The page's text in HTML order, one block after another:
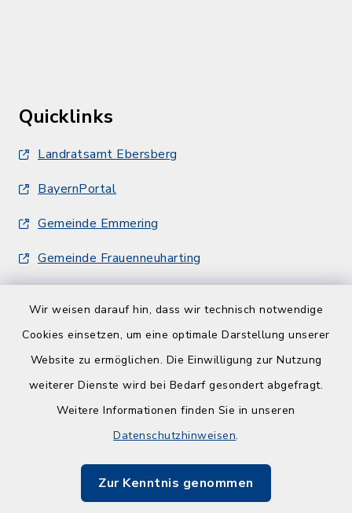
Wir weisen darauf hin, dass wir technisch notwendige
Cookies einsetzen, um eine optimale Darstellung unserer
Website zu ermöglichen. Die Einwilligung zur Nutzung
weiterer Dienste wird bei Bedarf gesondert abgefragt.
Weitere Informationen finden Sie in unseren
Datenschutzhinweisen.
Zur Kenntnis genommen
Quicklinks
Landratsamt Ebersberg
BayernPortal
Gemeinde Emmering
Gemeinde Frauenneuharting
Barrierefreiheit